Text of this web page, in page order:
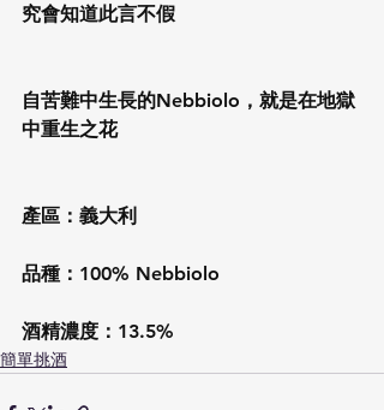
究會知道此言不假
自苦難中生長的Nebbiolo，就是在地獄
中重生之花
產區：義大利
品種：100% Nebbiolo
酒精濃度：13.5%
簡單挑酒